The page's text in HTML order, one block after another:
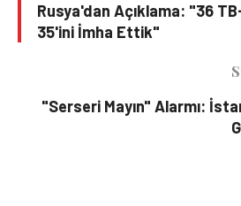
Rusya'dan Açıklama: "36
35'ini İmha Ettik"
"Serseri Mayın" Alarmı: